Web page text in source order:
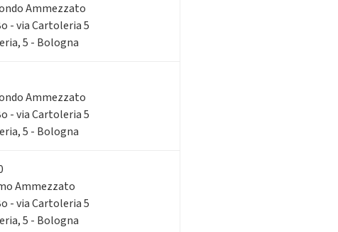
Ammezzato
- via Cartoleria 5
5 - Bologna
Ammezzato
- via Cartoleria 5
5 - Bologna
Ammezzato
- via Cartoleria 5
5 - Bologna